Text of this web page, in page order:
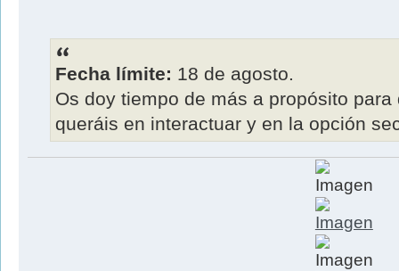
Fecha límite: 18 de agosto.
Os doy tiempo de más a propósito
queráis en interactuar y en la opción